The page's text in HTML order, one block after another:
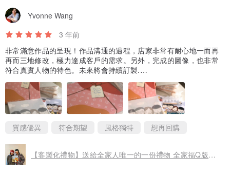
Yvonne Wang
3 年前
非常滿意作品的呈現！作品溝通的過程，店家非常有耐心地一而再
再而三地修改，極力達成客戶的需求。另外，完成的圖像，也非常
符合真實人物的特色。未來將會持續訂製.…
質感優異 符合期望 風格獨特 想再回購
【客製化禮物】送給全家人唯一的一份禮物 全家福Q版數字油畫